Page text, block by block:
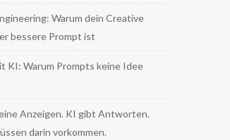
Warum dein Creative
bessere Prompt ist
KI: Warum Prompts keine Idee
Anzeigen. KI gibt Antworten.
darin vorkommen.